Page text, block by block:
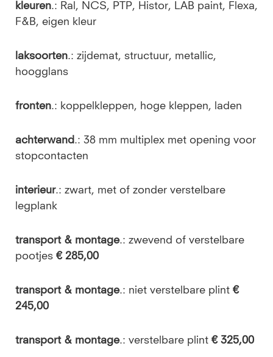
kleuren.: Ral, NCS, PTP, Histor, LAB paint, Flexa,
F&B, eigen kleur
laksoorten.: zijdemat, structuur, metallic,
hoogglans
fronten.: koppelkleppen, hoge kleppen, laden
achterwand.: 38 mm multiplex met opening voor
stopcontacten
interieur.: zwart, met of zonder verstelbare
legplank
transport & montage.: zwevend of verstelbare
pootjes € 285,00
transport & montage.: niet verstelbare plint €
245,00
transport & montage.: verstelbare plint € 325,00